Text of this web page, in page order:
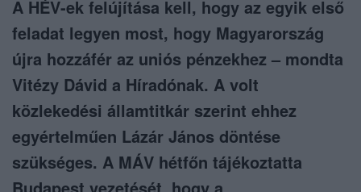
A HÉV-ek felújítása kell, hogy az egyik első
feladat legyen most, hogy Magyarország
újra hozzáfér az uniós pénzekhez – mondta
Vitézy Dávid a Híradónak. A volt
közlekedési államtitkár szerint ehhez
egyértelműen Lázár János döntése
szükséges. A MÁV hétfőn tájékoztatta